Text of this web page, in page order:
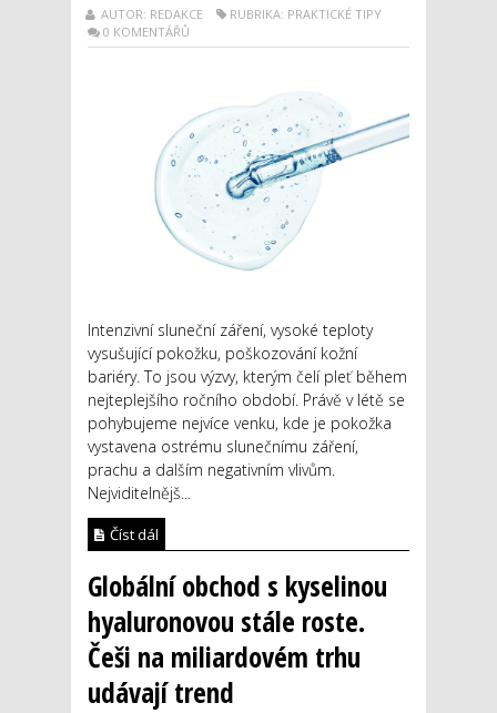
AUTOR: REDAKCE
RUBRIKA: PRAKTICKÉ TIPY
0 KOMENTÁŘŮ
Intenzivní sluneční záření, vysoké teploty
vysušující pokožku, poškozování kožní
bariéry. To jsou výzvy, kterým čelí pleť během
nejteplejšího ročního období. Právě v létě se
pohybujeme nejvíce venku, kde je pokožka
vystavena ostrému slunečnímu záření,
prachu a dalším negativním vlivům.
Nejviditelnějš...
Číst dál
Globální obchod s kyselinou
hyaluronovou stále roste.
Češi na miliardovém trhu
udávají trend